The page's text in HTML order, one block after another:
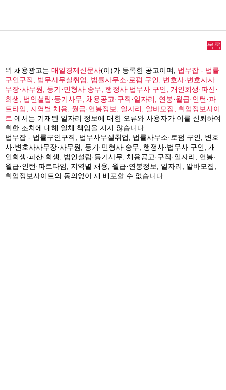
목록
위 채용광고는 매일경제신문사(이)가 등록한 공고이며, 법무잡 - 법률
구인구직, 법무사무실취업, 법률사무소·로펌 구인, 변호사·변호사사
무장·사무원, 등기·민형사·송무, 행정사·법무사 구인, 개인회생·파산·
회생, 법인설립·등기사무, 채용공고·구직·일자리, 연봉·월급·인턴·파
트타임, 지역별 채용, 월급·연봉정보, 일자리, 알바모집, 취업정보사이
트 에서는 기재된 일자리 정보에 대한 오류와 사용자가 이를 신뢰하여
취한 조치에 대해 일체 책임을 지지 않습니다.
법무잡 - 법률구인구직, 법무사무실취업, 법률사무소·로펌 구인, 변호
사·변호사사무장·사무원, 등기·민형사·송무, 행정사·법무사 구인, 개
인회생·파산·회생, 법인설립·등기사무, 채용공고·구직·일자리, 연봉·
월급·인턴·파트타임, 지역별 채용, 월급·연봉정보, 일자리, 알바모집,
취업정보사이트의 동의없이 재 배포할 수 없습니다.